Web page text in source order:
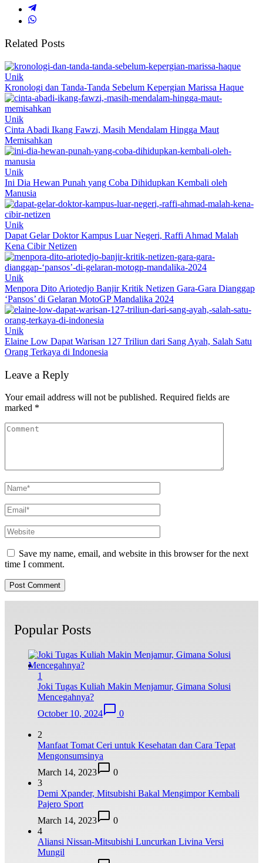
Related Posts
Unik
Kronologi dan Tanda-Tanda Sebelum Kepergian Marissa Haque
Unik
Cinta Abadi Ikang Fawzi, Masih Mendalam Hingga Maut
Memisahkan
Unik
Ini Dia Hewan Punah yang Coba Dihidupkan Kembali oleh
Manusia
Unik
Dapat Gelar Doktor Kampus Luar Negeri, Raffi Ahmad Malah
Kena Cibir Netizen
Unik
Menpora Dito Ariotedjo Banjir Kritik Netizen Gara-Gara Dianggap
‘Pansos’ di Gelaran MotoGP Mandalika 2024
Unik
Elaine Low Dapat Warisan 127 Triliun dari Sang Ayah, Salah Satu
Orang Terkaya di Indonesia
Leave a Reply
Your email address will not be published. Required fields are
marked *
Save my name, email, and website in this browser for the next
time I comment.
Popular Posts
1
Joki Tugas Kuliah Makin Menjamur, Gimana Solusi
Mencegahnya?
October 10, 2024
0
2
Manfaat Tomat Ceri untuk Kesehatan dan Cara Tepat
Mengonsumsinya
March 14, 2023
0
3
Demi Xpander, Mitsubishi Bakal Mengimpor Kembali
Pajero Sport
March 14, 2023
0
4
Aliansi Nissan-Mitsubishi Luncurkan Livina Versi
Mungil